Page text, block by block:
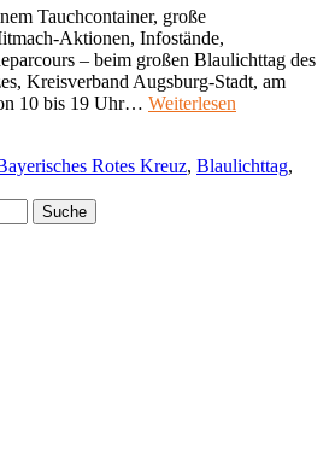
Tauchcontainer, große
Aktionen, Infostände,
– beim großen Blaulichttag des
Kreisverband Augsburg-Stadt, am
10 bis 19 Uhr… Weiterlesen
Rotes Kreuz, Blaulichttag,